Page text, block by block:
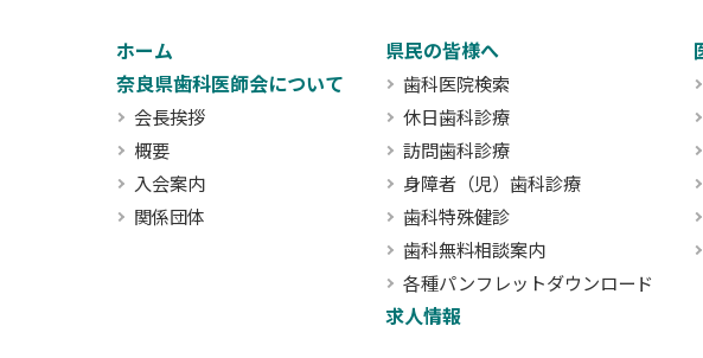
ホーム
奈良県歯科医師会について
会長挨拶
概要
入会案内
関係団体
県民の皆様へ
歯科医院検索
休日歯科診療
訪問歯科診療
身障者（児）歯科診療
歯科特殊健診
歯科無料相談案内
各種パンフレットダウンロード
求人情報